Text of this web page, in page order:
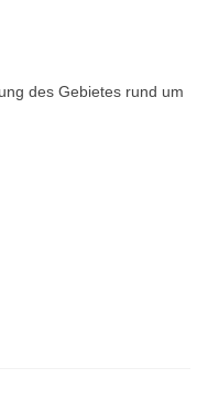
des Gebietes rund um